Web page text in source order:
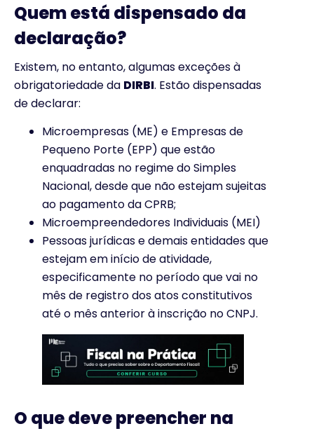
Quem está dispensado da
declaração?
Existem, no entanto, algumas exceções à
obrigatoriedade da DIRBI. Estão dispensadas
de declarar:
Microempresas (ME) e Empresas de
Pequeno Porte (EPP) que estão
enquadradas no regime do Simples
Nacional, desde que não estejam sujeitas
ao pagamento da CPRB;
Microempreendedores Individuais (MEI)
Pessoas jurídicas e demais entidades que
estejam em início de atividade,
especificamente no período que vai no
mês de registro dos atos constitutivos
até o mês anterior à inscrição no CNPJ.
O que deve preencher na